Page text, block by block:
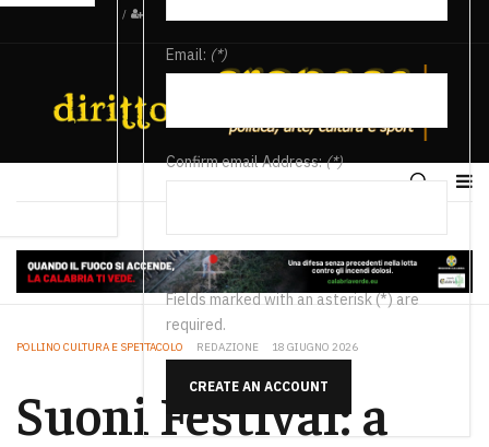
/
Email: (*)
Confirm email Address:(*)
Fields marked with an asterisk (*) are
required.
CREATE AN ACCOUNT
POLLINO CULTURA E SPETTACOLO REDAZIONE 18 GIUGNO 2026
Suoni Festival: a